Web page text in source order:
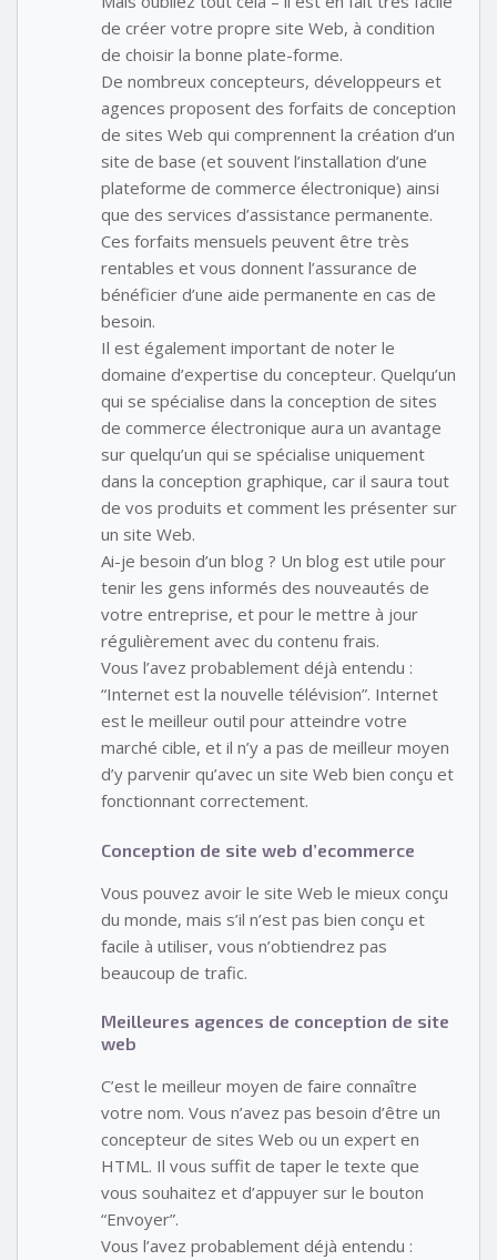
de créer votre propre site Web, à condition
de choisir la bonne plate-forme.
De nombreux concepteurs, développeurs et
agences proposent des forfaits de conception
de sites Web qui comprennent la création d’un
site de base (et souvent l’installation d’une
plateforme de commerce électronique) ainsi
que des services d’assistance permanente.
Ces forfaits mensuels peuvent être très
rentables et vous donnent l’assurance de
bénéficier d’une aide permanente en cas de
besoin.
Il est également important de noter le
domaine d’expertise du concepteur. Quelqu’un
qui se spécialise dans la conception de sites
de commerce électronique aura un avantage
sur quelqu’un qui se spécialise uniquement
dans la conception graphique, car il saura tout
de vos produits et comment les présenter sur
un site Web.
Ai-je besoin d’un blog ? Un blog est utile pour
tenir les gens informés des nouveautés de
votre entreprise, et pour le mettre à jour
régulièrement avec du contenu frais.
Vous l’avez probablement déjà entendu :
“Internet est la nouvelle télévision”. Internet
est le meilleur outil pour atteindre votre
marché cible, et il n’y a pas de meilleur moyen
d’y parvenir qu’avec un site Web bien conçu et
fonctionnant correctement.
Conception de site web d’ecommerce
Vous pouvez avoir le site Web le mieux conçu
du monde, mais s’il n’est pas bien conçu et
facile à utiliser, vous n’obtiendrez pas
beaucoup de trafic.
Meilleures agences de conception de site
web
C’est le meilleur moyen de faire connaître
votre nom. Vous n’avez pas besoin d’être un
concepteur de sites Web ou un expert en
HTML. Il vous suffit de taper le texte que
vous souhaitez et d’appuyer sur le bouton
“Envoyer”.
Vous l’avez probablement déjà entendu :